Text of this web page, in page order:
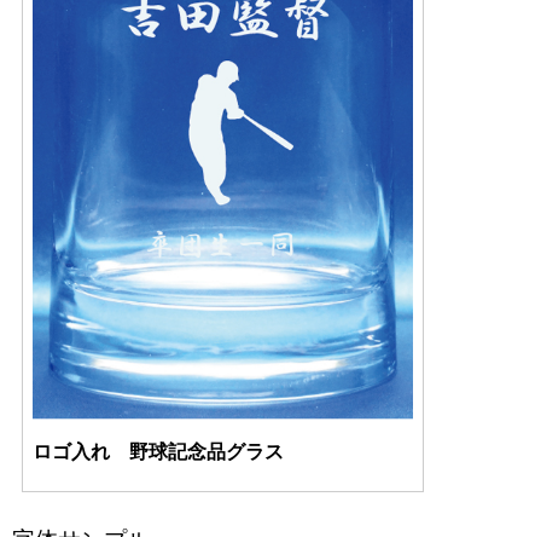
ロゴ入れ 野球記念品グラス